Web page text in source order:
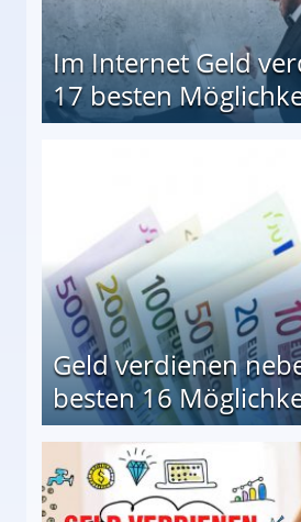
Im Internet Geld
17 besten
Geld verdienen
besten 16